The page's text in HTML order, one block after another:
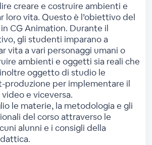
creare e costruire ambienti e
loro vita. Questo è l’obiettivo del
CG Animation. Durante il
gli studenti imparano a
vita a vari personaggi umani o
ambienti e oggetti sia reali che
oggetto di studio le
produzione per implementare il
e viceversa.
le materie, la metodologia e gli
del corso attraverso le
alunni e i consigli della